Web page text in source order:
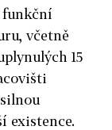
funkční
včetně
15
existence.